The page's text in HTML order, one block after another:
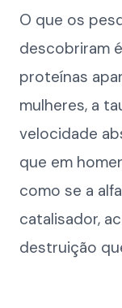
O que os
descobriram
proteínas
mulheres, a
velocidade
que em
como se a
catalisador,
destruição